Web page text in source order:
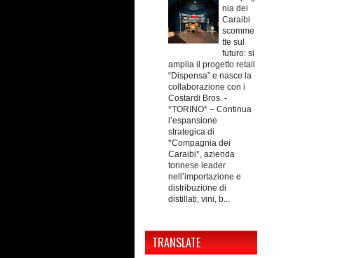
nia dei
Caraibi
scomme
tte sul
futuro: si
amplia il progetto retail
“Dispensa” e nasce la
collaborazione con i
Costardi Bros. -
*TORINO* – Continua
l’espansione
strategica di
*Compagnia dei
Caraibi*, azienda
torinese leader
nell’importazione e
distribuzione di
distillati, vini, b...
TRANSLATE